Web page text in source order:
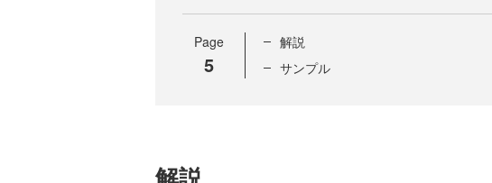
Page
5
解説
サンプル